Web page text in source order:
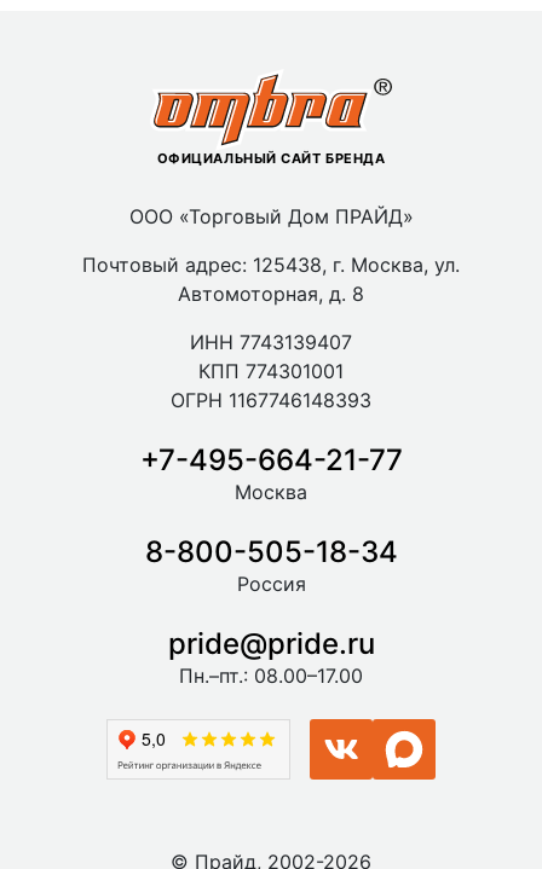
ОФИЦИАЛЬНЫЙ САЙТ БРЕНДА
ООО «Торговый Дом ПРАЙД»
Почтовый адрес: 125438, г. Москва, ул.
Автомоторная, д. 8
ИНН 7743139407
КПП 774301001
ОГРН 1167746148393
+7-495-664-21-77
Москва
8-800-505-18-34
Россия
pride@pride.ru
Пн.–пт.: 08.00–17.00
© Прайд, 2002-2026